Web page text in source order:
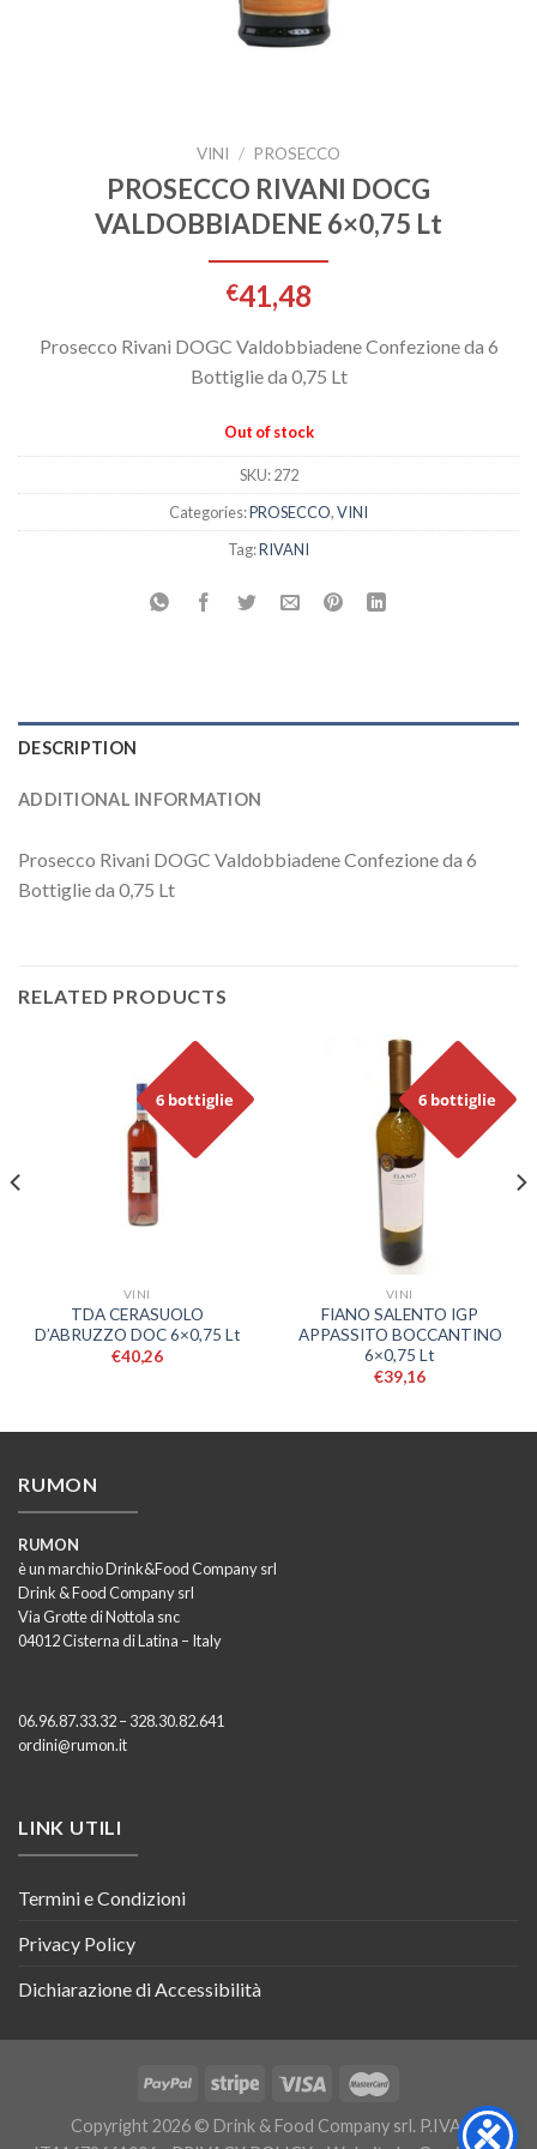
VINI / PROSECCO
PROSECCO RIVANI DOCG
VALDOBBIADENE 6×0,75 Lt
€41,48
Prosecco Rivani DOGC Valdobbiadene Confezione da 6
Bottiglie da 0,75 Lt
Out of stock
SKU:272
Categories:PROSECCO,VINI
Tag:RIVANI
DESCRIPTION
ADDITIONAL INFORMATION
Prosecco Rivani DOGC Valdobbiadene Confezione da 6
Bottiglie da 0,75 Lt
RELATED PRODUCTS
6 bottiglie
VINI
TDA CERASUOLO
D’ABRUZZO DOC 6×0,75 Lt
€40,26
6 bottiglie
VINI
FIANO SALENTO IGP
APPASSITO BOCCANTINO
6×0,75 Lt
€39,16
RUMON
RUMON
è un marchio Drink&Food Company srl
Drink & Food Company srl
Via Grotte di Nottola snc
04012 Cisterna di Latina – Italy
06.96.87.33.32 – 328.30.82.641
ordini@rumon.it
LINK UTILI
Termini e Condizioni
Privacy Policy
Dichiarazione di Accessibilità
Copyright 2026 © Drink & Food Company srl. P.IVA: